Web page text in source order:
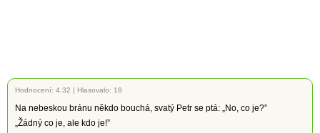
Hodnocení: 4.32 | Hlasovalo: 18
Na nebeskou bránu někdo bouchá, svatý Petr se ptá: „No, co je?”
„Žádný co je, ale kdo je!”